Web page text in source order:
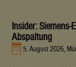
Insider:
Abspaltung
5. August 2026,